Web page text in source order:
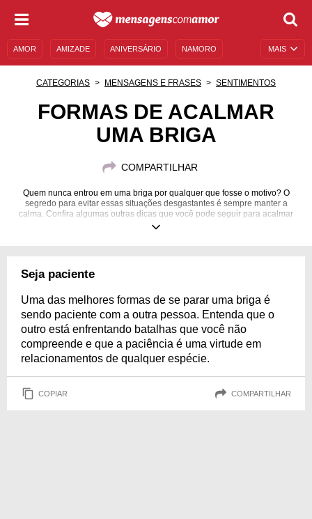
MAIS
AMOR AMIZADE ANIVERSÁRIO NAMORO
MENSAGENS E FRASES MENSAGENS DE ANIVERSÁRIO
CATEGORIAS MENSAGENS E FRASES SENTIMENTOS
FORMAS DE ACALMAR
UMA BRIGA
COMPARTILHAR
Quem nunca entrou em uma briga por qualquer que fosse o motivo? O
segredo para evitar essas situações desgastantes é sempre manter a
calma. Confira algumas outras dicas que você pode seguir para acalmar
esse momento de tanta tensão!
Seja paciente
Uma das melhores formas de se parar uma briga é
sendo paciente com a outra pessoa. Entenda que o
outro está enfrentando batalhas que você não
compreende e que a paciência é uma virtude em
relacionamentos de qualquer espécie.
COPIAR COMPARTILHAR